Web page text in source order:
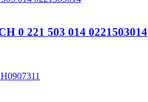
0 221 503 014 0221503014